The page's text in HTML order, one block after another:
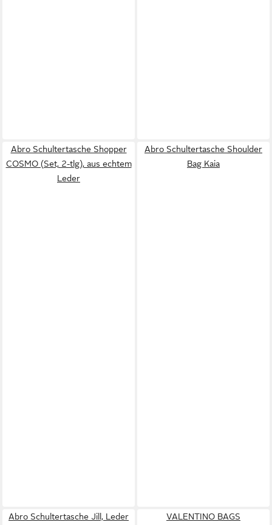
Abro Schultertasche Shopper
COSMO (Set, 2-tlg), aus echtem
Leder
Abro Schultertasche Shoulder
Bag Kaia
Abro Schultertasche Jill, Leder
VALENTINO BAGS